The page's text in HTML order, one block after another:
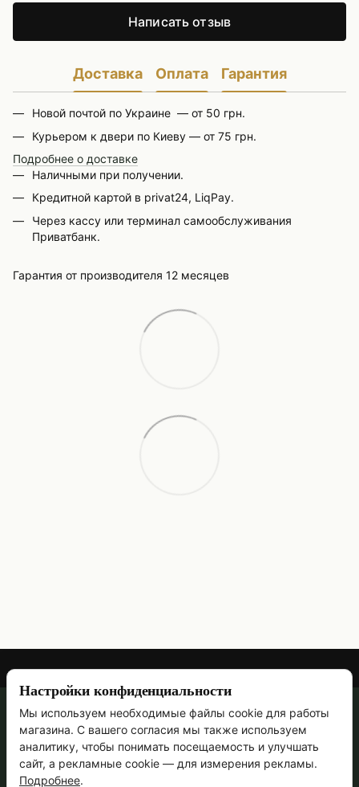
Написать отзыв
Доставка Оплата Гарантия
Новой почтой по Украине — от 50 грн.
Курьером к двери по Киеву — от 75 грн.
Подробнее о доставке
Наличными при получении.
Кредитной картой в privat24, LiqPay.
Через кассу или терминал самообслуживания
Приватбанк.
Гарантия от производителя 12 месяцев
067 473-69-90
Контактная информация
Полная версия сайта
Настройки конфиденциальности
Мы используем необходимые файлы cookie для работы
магазина. С вашего согласия мы также используем
аналитику, чтобы понимать посещаемость и улучшать
сайт, а рекламные cookie — для измерения рекламы.
Подробнее.